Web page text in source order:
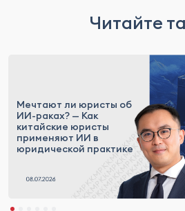
Читайте
Мечтают ли юристы об
ИИ-раках? — Как
китайские юристы
применяют ИИ в
юридической практике